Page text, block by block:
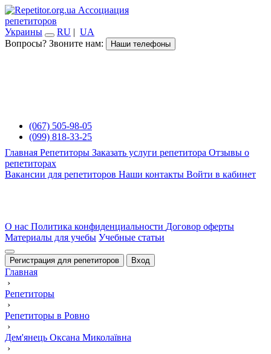
Ассоциация
репетиторов
Украины
RU | UA
Вопросы? Звоните нам:
Наши телефоны
(067) 505-98-05
(099) 818-33-25
Главная Репетиторы Заказать услуги репетитора Отзывы о
репетиторах
Вакансии для репетиторов Наши контакты Войти в кабинет
О нас Политика конфиденциальности Договор оферты
Материалы для учебы Учебные статьи
Регистрация для репетиторов Вход
Главная
›
Репетиторы
›
Репетиторы в Ровно
›
Дем'янець Оксана Миколаївна
›